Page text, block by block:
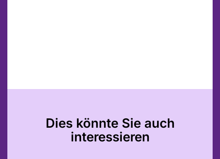
Dies könnte Sie auch
interessieren